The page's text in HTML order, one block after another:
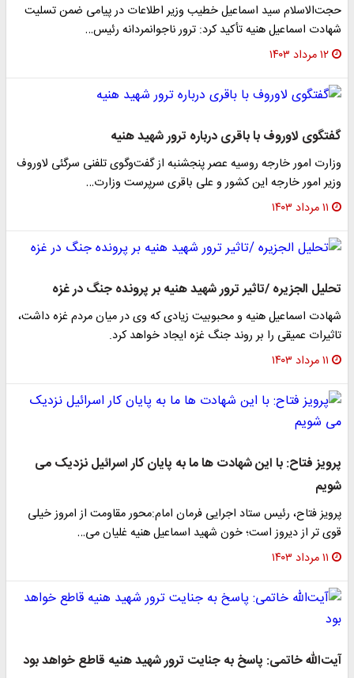
حجت‌الاسلام سید اسماعیل خطیب وزیر اطلاعات در پیامی ضمن تسلیت
شهادت اسماعیل هنیه تأکید کرد: ترور ناجوانمردانه‌ رئیس…
۱۲ مرداد ۱۴۰۳
گفتگوی لاوروف با باقری درباره ترور شهید هنیه
وزارت امور خارجه روسیه عصر پنجشنبه از گفت‌وگوی تلفنی سرگئی لاوروف
وزیر امور خارجه این کشور و علی باقری سرپرست وزارت…
۱۱ مرداد ۱۴۰۳
تحلیل الجزیره /تاثیر ترور شهید هنیه بر پرونده جنگ در غزه
شهادت اسماعیل هنیه و محبوبیت زیادی که وی در میان مردم غزه داشت،
تاثیرات عمیقی را بر روند جنگ غزه ایجاد خواهد کرد.
۱۱ مرداد ۱۴۰۳
پرویز فتاح: با این شهادت ها ما به پایان کار اسرائیل نزدیک می
شویم
پرویز فتاح، رئیس ستاد اجرایی فرمان امام:محور مقاومت از امروز خیلی
قوی تر از دیروز است؛ خون شهید اسماعیل هنیه غلیان می…
۱۱ مرداد ۱۴۰۳
آیت‌الله خاتمی: پاسخ به جنایت ترور شهید هنیه قاطع خواهد بود